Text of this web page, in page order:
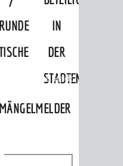
RUNDE
IN
DER
MÄNGELMELDER
Unsere Stadt